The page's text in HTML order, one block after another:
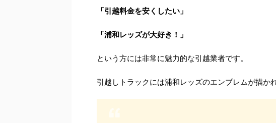
「引越料金を安くしたい」
「浦和レッズが大好き！」
という方には非常に魅力的な引越業者です。
引越しトラックには浦和レッズのエンブレムが描か